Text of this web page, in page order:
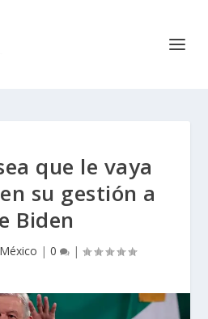
que le vaya
su gestión a
Biden
México | 0 |